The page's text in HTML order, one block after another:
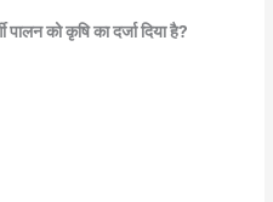
को कृषि का दर्जा दिया है?